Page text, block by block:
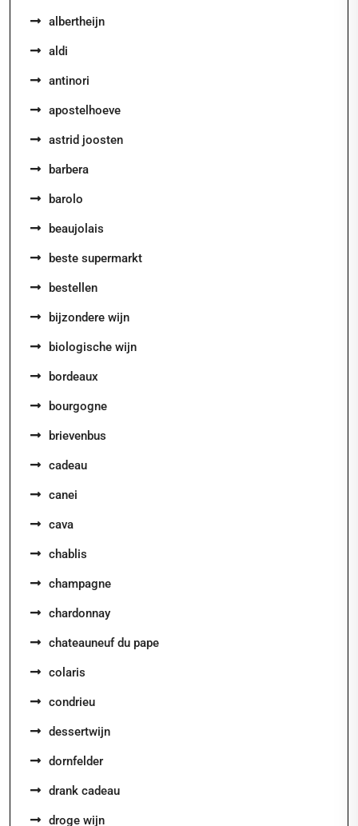
albertheijn
aldi
antinori
apostelhoeve
astrid joosten
barbera
barolo
beaujolais
beste supermarkt
bestellen
bijzondere wijn
biologische wijn
bordeaux
bourgogne
brievenbus
cadeau
canei
cava
chablis
champagne
chardonnay
chateauneuf du pape
colaris
condrieu
dessertwijn
dornfelder
drank cadeau
droge wijn